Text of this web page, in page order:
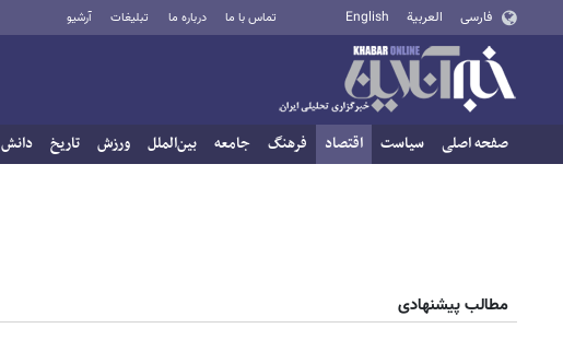
فارسی العربية English تماس با ما درباره ما تبلیغات آرشیو
صفحه اصلی سیاست اقتصاد فرهنگ جامعه بین‌الملل ورزش تاریخ دانش
مطالب پیشنهادی